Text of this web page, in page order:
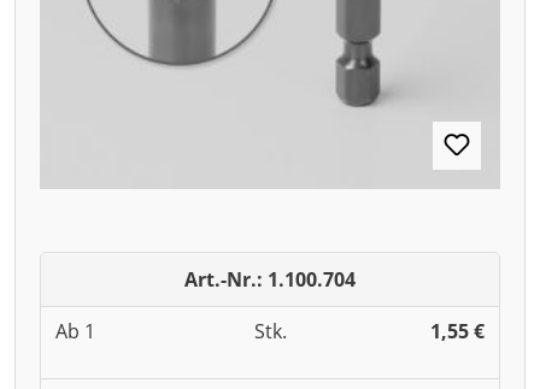
Art.-Nr.: 1.100.704
Ab 1
Stk. 1,55 €